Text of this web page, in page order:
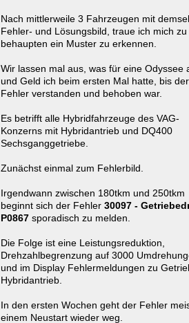
Nach mittlerweile 3 Fahrzeugen mit
Fehler- und Lösungsbild, traue ich mich zu
behaupten ein Muster zu erkennen.
Wir lassen mal aus, was für eine Odyssee
und Geld ich beim ersten Mal hatte, bis der
Fehler verstanden und behoben war.
Es betrifft alle Hybridfahrzeuge des VAG-
Konzerns mit Hybridantrieb und DQ400
Sechsganggetriebe.
Zunächst einmal zum Fehlerbild.
Irgendwann zwischen 180tkm und 250tkm
beginnt sich der Fehler 30097 -
P0867 sporadisch zu melden.
Die Folge ist eine Leistungsreduktion,
Drehzahlbegrenzung auf 3000
und im Display Fehlermeldungen zu
Hybridantrieb.
In den ersten Wochen geht der Fehler
einem Neustart wieder weg.